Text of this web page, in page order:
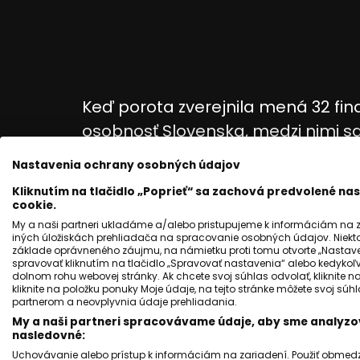
Keď porota zverejnila mená 32
osobnosť Slovenska, medzi nimi
prihlásených pedagógov
stavia na rešpekte, inklúzii a
nielen pre školstvo, ale aj ako
Michal Sivák dnes pôsobí ako
žiakov so všeobecným
bodu však nebola samozrejmá.
cestou z generačnej chudoby aj
miestom prijatia a pochopenia.
Nastavenia ochrany osobných údajov
Kliknutím na tlačidlo „Poprieť“ sa zachová predvolené
cookie.
My a naši partneri ukladáme a/alebo pristupujeme k informáciám na
iných úložiskách prehliadača na spracovanie osobných údajov.
základe oprávneného záujmu, na námietku proti tomu otvorte
spravovať kliknutím na tlačidlo „Spravovať nastavenia“ alebo
dolnom rohu webovej stránky. Ak chcete svoj súhlas odvolať, kliknite
kliknite na položku ponuky Moje údaje, na tejto stránke môžete svoj
partnerom a neovplyvnia údaje prehliadania.
My a naši partneri spracovávame údaje, aby sme
nasledovné:
Uchovávanie alebo prístup k informáciám na zariadení. Použiť